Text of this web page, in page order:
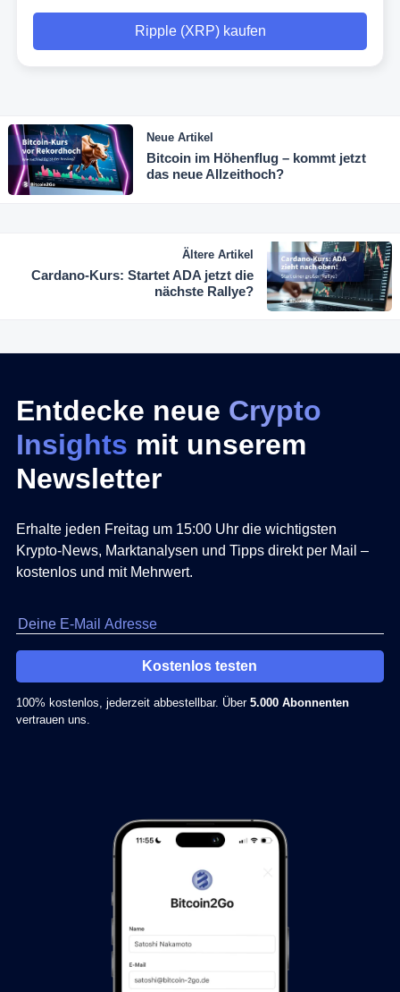
Ripple (XRP) kaufen
Neue Artikel
Bitcoin im Höhenflug – kommt jetzt
das neue Allzeithoch?
Ältere Artikel
Cardano-Kurs: Startet ADA jetzt die
nächste Rallye?
Entdecke neue Crypto
Insights mit unserem
Newsletter
Erhalte jeden Freitag um 15:00 Uhr die wichtigsten
Krypto-News, Marktanalysen und Tipps direkt per Mail –
kostenlos und mit Mehrwert.
Kostenlos testen
100% kostenlos, jederzeit abbestellbar. Über 5.000 Abonnenten
vertrauen uns.